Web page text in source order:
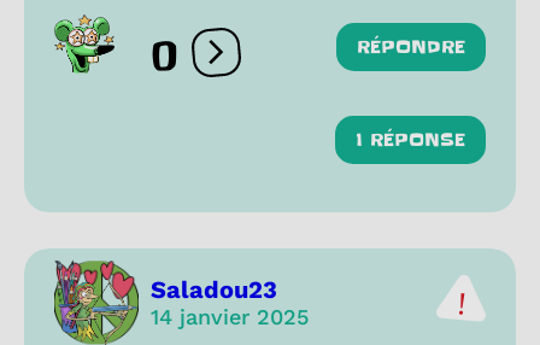
0 Ouvrir les réactions
RÉPONDRE
1 RÉPONSE
Saladou23
14 janvier 2025